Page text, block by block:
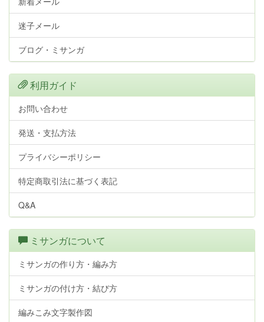
迷子メール
ブログ・ミサンガ
利用ガイド
お問い合わせ
発送・支払方法
プライバシーポリシー
特定商取引法に基づく表記
Q&A
ミサンガについて
ミサンガの作り方・編み方
ミサンガの付け方・結び方
編みこみ文字製作図